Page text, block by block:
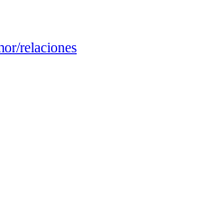
relaciones